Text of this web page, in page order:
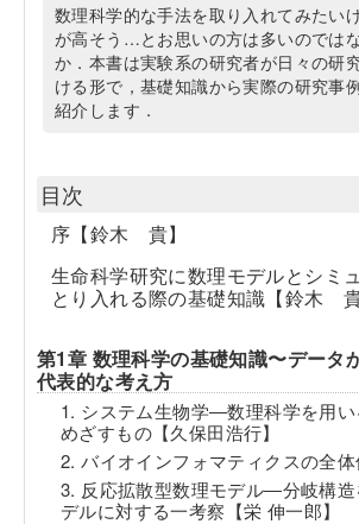
数理科学的な手法を取り入れてみたい
が高そう…とお思いの方は多いのでは
か．本書は実験系の研究者が日々の研
ける形で，基礎知識から実際の研究事
紹介します．
目次
序【鈴木 貴】
生命科学研究に数理モデルとシミ
とり入れる際の基礎知識【鈴木 貴
第1章 数理科学の基礎知識〜データ
代表的な考え方
1. システム生物学―数理科学を用い
めざすもの【久保田浩行】
2. バイオインフォマティクスの全
3. 反応拡散型数理モデル―分岐構
デルに対する一考察【栄 伸一郎】